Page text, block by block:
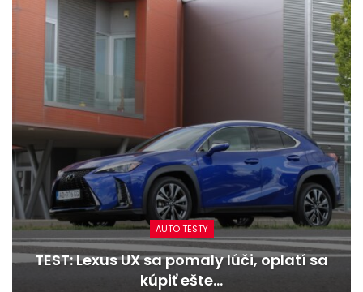
AUTO TESTY
TEST: Dacia Duster hybrid-G 150 4×4 –
Trojitý útok